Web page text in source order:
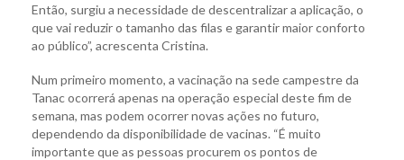
Então, surgiu a necessidade de descentralizar a aplicação, o
que vai reduzir o tamanho das filas e garantir maior conforto
ao público”, acrescenta Cristina.
Num primeiro momento, a vacinação na sede campestre da
Tanac ocorrerá apenas na operação especial deste fim de
semana, mas podem ocorrer novas ações no futuro,
dependendo da disponibilidade de vacinas. “É muito
importante que as pessoas procurem os pontos de